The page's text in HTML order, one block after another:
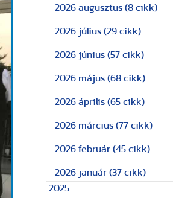
2026 augusztus (8 cikk)
2026 július (29 cikk)
2026 június (57 cikk)
2026 május (68 cikk)
2026 április (65 cikk)
2026 március (77 cikk)
2026 február (45 cikk)
2026 január (37 cikk)
2025